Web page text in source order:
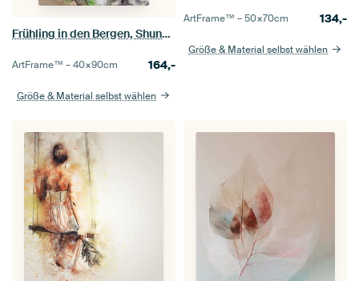
Frühling in den Bergen, Shunkyo Yamamoto
ArtFrame™ –40×90cm 164,-
Größe & Material selbst wählen
ArtFrame™ –50×70cm 134,-
Größe & Material selbst wählen